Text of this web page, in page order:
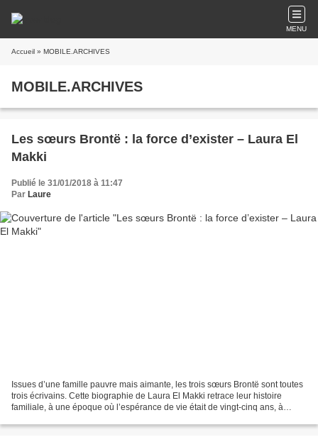
MENU
Accueil » MOBILE.ARCHIVES
MOBILE.ARCHIVES
Les sœurs Brontë : la force d’exister – Laura El
Makki
Publié le 31/01/2018 à 11:47
Par Laure
Issues d’une famille pauvre mais aimante, les trois sœurs Brontë sont toutes
trois écrivains. Cette biographie de Laura El Makki retrace leur histoire
familiale, à une époque où l’espérance de vie était de vingt-cinq ans, à